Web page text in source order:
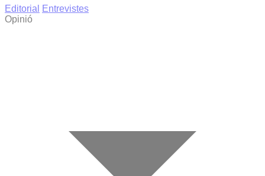
Editorial
Entrevistes
Opinió